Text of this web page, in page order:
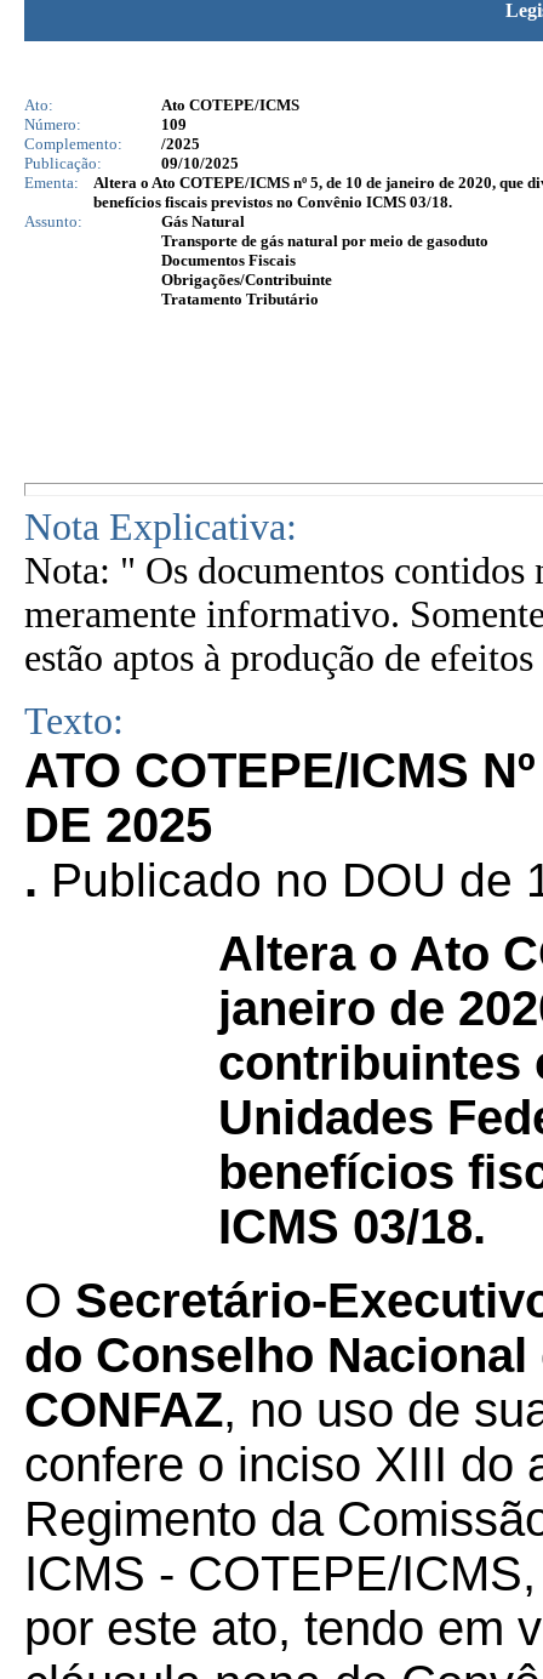
Ato:
Ato COTEPE/ICMS
Número:
109
Complemento:
/2025
Publicação:
09/10/2025
Ementa:
Altera o Ato COTEPE/ICMS nº 5, de 10 de janeiro de 2020, que
benefícios fiscais previstos no Convênio ICMS 03/18.
Assunto:
Gás Natural
Transporte de gás natural por meio de gasoduto
Documentos Fiscais
Obrigações/Contribuinte
Tratamento Tributário
Nota Explicativa:
Nota: " Os documentos contidos
meramente informativo.
estão aptos à produção de
Texto:
ATO COTEPE/ICMS
DE 2025
. Publicado no DOU de
Altera o Ato
janeiro de
contribuintes
Unidades
benefícios
ICMS 03/18.
O Secretário-
do Conselho
CONFAZ, no uso de
confere o inciso XIII do
Regimento da
ICMS - COTEPE/
por este ato, tendo em